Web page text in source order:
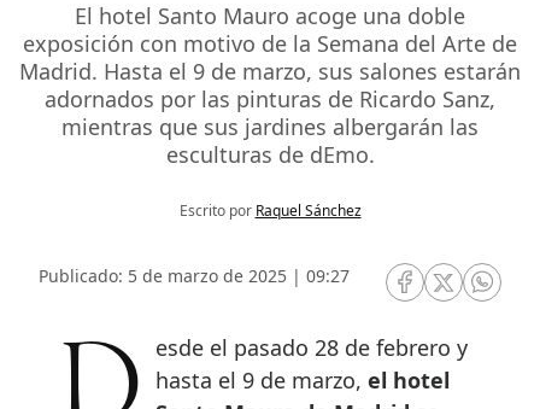
El hotel Santo Mauro acoge una doble
exposición con motivo de la Semana del Arte de
Madrid. Hasta el 9 de marzo, sus salones estarán
adornados por las pinturas de Ricardo Sanz,
mientras que sus jardines albergarán las
esculturas de dEmo.
Escrito por Raquel Sánchez
Publicado: 5 de marzo de 2025 | 09:27
RRSS Facebook
RRSSRRSS
hasta el 9 de marzo,el hotel